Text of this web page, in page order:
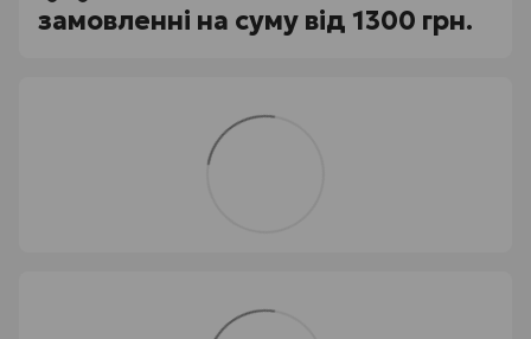
замовленні на суму від 1300 грн.